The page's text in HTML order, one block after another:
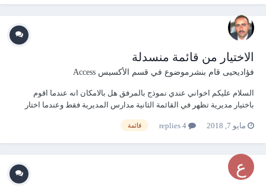
الاختيار من قائمة منسدلة
فؤاديحيى قام بنشرموضوع في قسم الأكسيس Access
السلام عليكم اخواني عندي نموذج بالمرفق هل بالامكان انه عندما اقوم
باختيار مديرية تظهر في القائمة الثانية مدارس المديرية فقط وعندما اختار
مباشرة وبارك الله فيكم التاسع.mdb
مايو 7, 2018 قائمة